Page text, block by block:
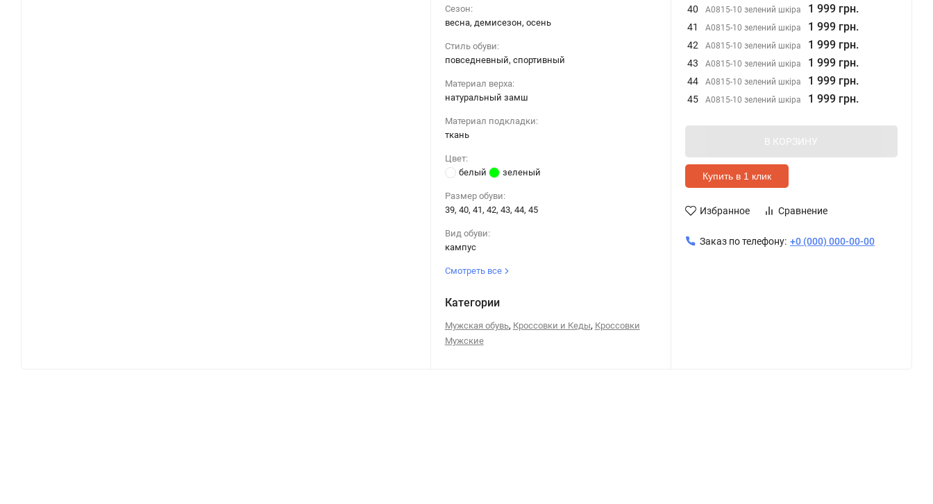
Сезон:
весна, демисезон, осень
Стиль обуви:
повседневный, спортивный
Материал верха:
натуральный замш
Материал подкладки:
ткань
Цвет:
белый
зеленый
Размер обуви:
39, 40, 41, 42, 43, 44, 45
Вид обуви:
кампус
Смотреть все
Категории
Мужская обувь, Кроссовки и Кеды, Кроссовки
Мужские
40 A0815-10 зелений шкіра 1 999 грн.
41 A0815-10 зелений шкіра 1 999 грн.
42 A0815-10 зелений шкіра 1 999 грн.
43 A0815-10 зелений шкіра 1 999 грн.
44 A0815-10 зелений шкіра 1 999 грн.
45 A0815-10 зелений шкіра 1 999 грн.
В КОРЗИНУ
Купить в 1 клик
Избранное Сравнение
Заказ по телефону: +0 (000) 000-00-00